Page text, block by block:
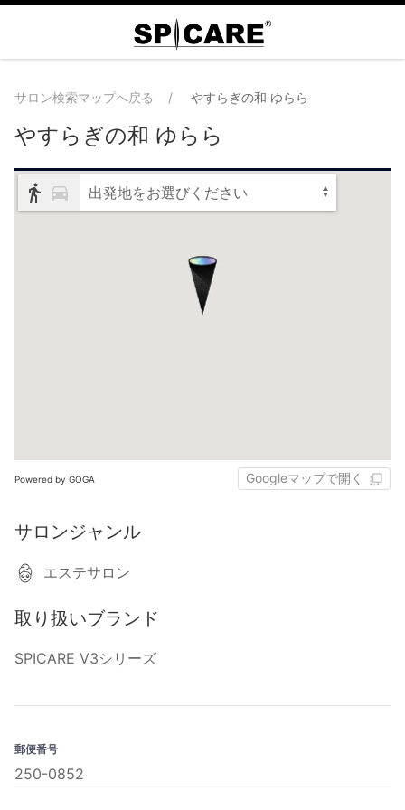
サロン検索マップへ戻る やすらぎの和 ゆらら
やすらぎの和 ゆらら
出発地をお選びください
Powered by GOGA Googleマップで開く
サロンジャンル
エステサロン
取り扱いブランド
SPICARE V3シリーズ
郵便番号
250-0852